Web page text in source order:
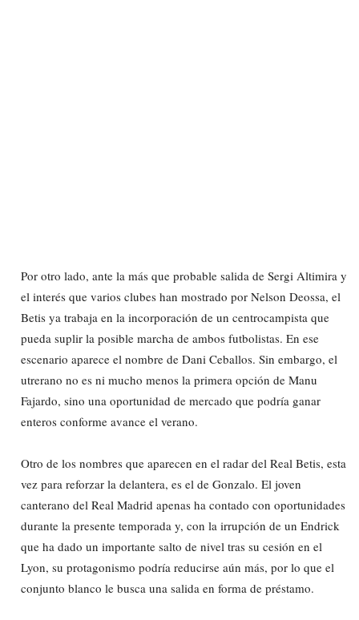
Por otro lado, ante la más que probable salida de Sergi Altimira y
el interés que varios clubes han mostrado por Nelson Deossa, el
Betis ya trabaja en la incorporación de un centrocampista que
pueda suplir la posible marcha de ambos futbolistas. En ese
escenario aparece el nombre de Dani Ceballos. Sin embargo, el
utrerano no es ni mucho menos la primera opción de Manu
Fajardo, sino una oportunidad de mercado que podría ganar
enteros conforme avance el verano.
Otro de los nombres que aparecen en el radar del Real Betis, esta
vez para reforzar la delantera, es el de Gonzalo. El joven
canterano del Real Madrid apenas ha contado con oportunidades
durante la presente temporada y, con la irrupción de un Endrick
que ha dado un importante salto de nivel tras su cesión en el
Lyon, su protagonismo podría reducirse aún más, por lo que el
conjunto blanco le busca una salida en forma de préstamo.